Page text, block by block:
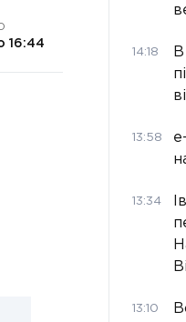
16:44
14:18
13:58
13:34
13:10